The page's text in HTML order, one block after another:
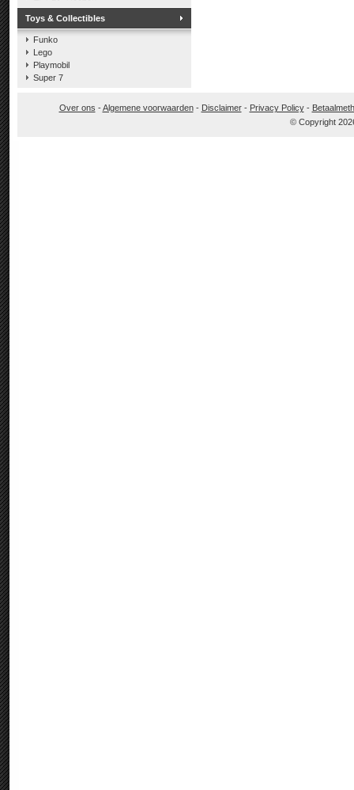
Toys & Collectibles
Funko
Lego
Playmobil
Super 7
Over ons -Algemene voorwaarden- Disclaimer- Privacy Policy-
© Copyright